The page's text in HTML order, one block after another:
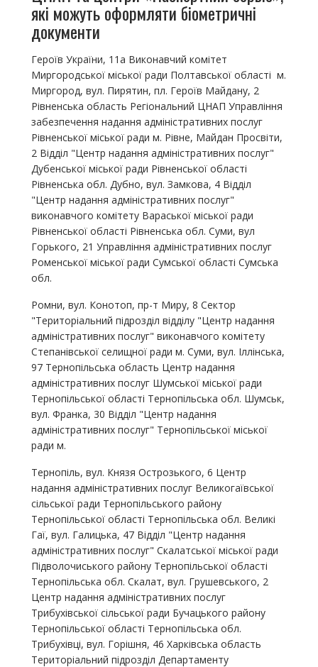
які можуть оформляти біометричні
документи
Героїв України, 11а Виконавчий комітет
Миргородської міської ради Полтавської області м.
Миргород, вул. Пирятин, пл. Героїв Майдану, 2
Рівненська область Регіональний ЦНАП Управління
забезпечення надання адміністративних послуг
Рівненської міської ради м. Рівне, Майдан Просвіти,
2 Відділ "Центр надання адміністративних послуг"
Дубенської міської ради Рівненської області
Рівненська обл. Дубно, вул. Замкова, 4 Відділ
"Центр надання адміністративних послуг"
виконавчого комітету Вараської міської ради
Рівненської області Рівненська обл. Суми, вул
Горького, 21 Управління адміністративних послуг
Роменської міської ради Сумської області Сумська
обл.
Ромни, вул. Конотоп, пр-т Миру, 8 Сектор
"Територіальний підрозділ відділу "Центр надання
адміністративних послуг" виконавчого комітету
Степанівської селищної ради м. Суми, вул. Іллінська,
97 Тернопільська область Центр надання
адміністративних послуг Шумської міської ради
Тернопільської області Тернопільська обл. Шумськ,
вул. Франка, 30 Відділ "Центр надання
адміністративних послуг" Тернопільської міської
ради м.
Тернопіль, вул. Князя Острозького, 6 Центр
надання адміністративних послуг Великогаївської
сільської ради Тернопільського району
Тернопільської області Тернопільська обл. Великі
Гаї, вул. Галицька, 47 Відділ "Центр надання
адміністративних послуг" Скалатської міської ради
Підволочиського району Тернопільської області
Тернопільська обл. Скалат, вул. Грушевського, 2
Центр надання адміністративних послуг
Трибухівської сільської ради Бучацького району
Тернопільської області Тернопільська обл.
Трибухівці, вул. Горішня, 46 Харківська область
Територіальний підрозділ Департаменту